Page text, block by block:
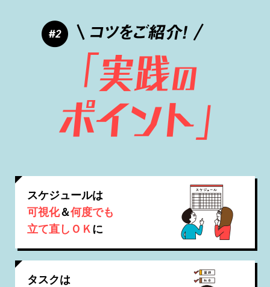
スケジュールは
可視化＆何度でも
立て直しＯＫ に
タスクは